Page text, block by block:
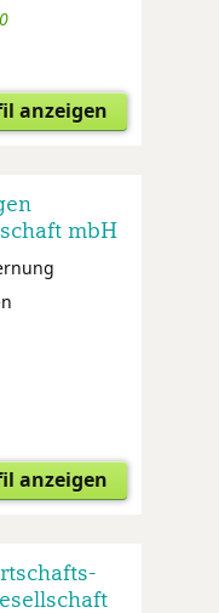
anzeigen
mbH
anzeigen